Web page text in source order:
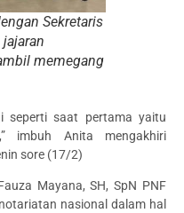
Sekretaris
jajaran
memegang
seperti saat pertama yaitu
imbuh Anita mengakhiri
sore (17/2)
Mayana, SH, SpN PNF
nasional dalam hal